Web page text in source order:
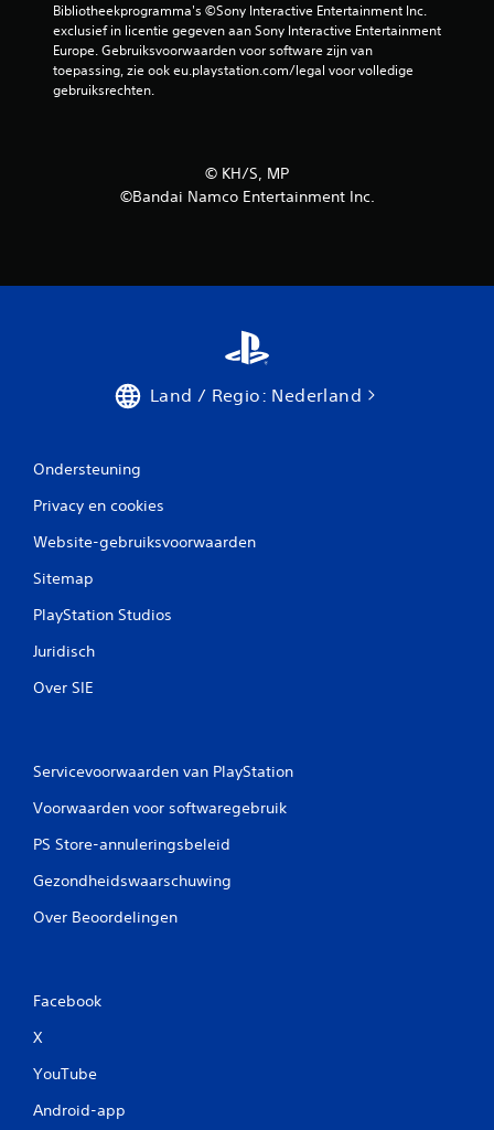
Bibliotheekprogramma's ©Sony Interactive Entertainment Inc.
exclusief in licentie gegeven aan Sony Interactive Entertainment
Europe. Gebruiksvoorwaarden voor software zijn van
toepassing, zie ook eu.playstation.com/legal voor volledige
gebruiksrechten.
©︎ KH/S, MP
©Bandai Namco Entertainment Inc.
Land / Regio: Nederland
Ondersteuning
Privacy en cookies
Website-gebruiksvoorwaarden
Sitemap
PlayStation Studios
Juridisch
Over SIE
Servicevoorwaarden van PlayStation
Voorwaarden voor softwaregebruik
PS Store-annuleringsbeleid
Gezondheidswaarschuwing
Over Beoordelingen
Facebook
X
YouTube
Android-app